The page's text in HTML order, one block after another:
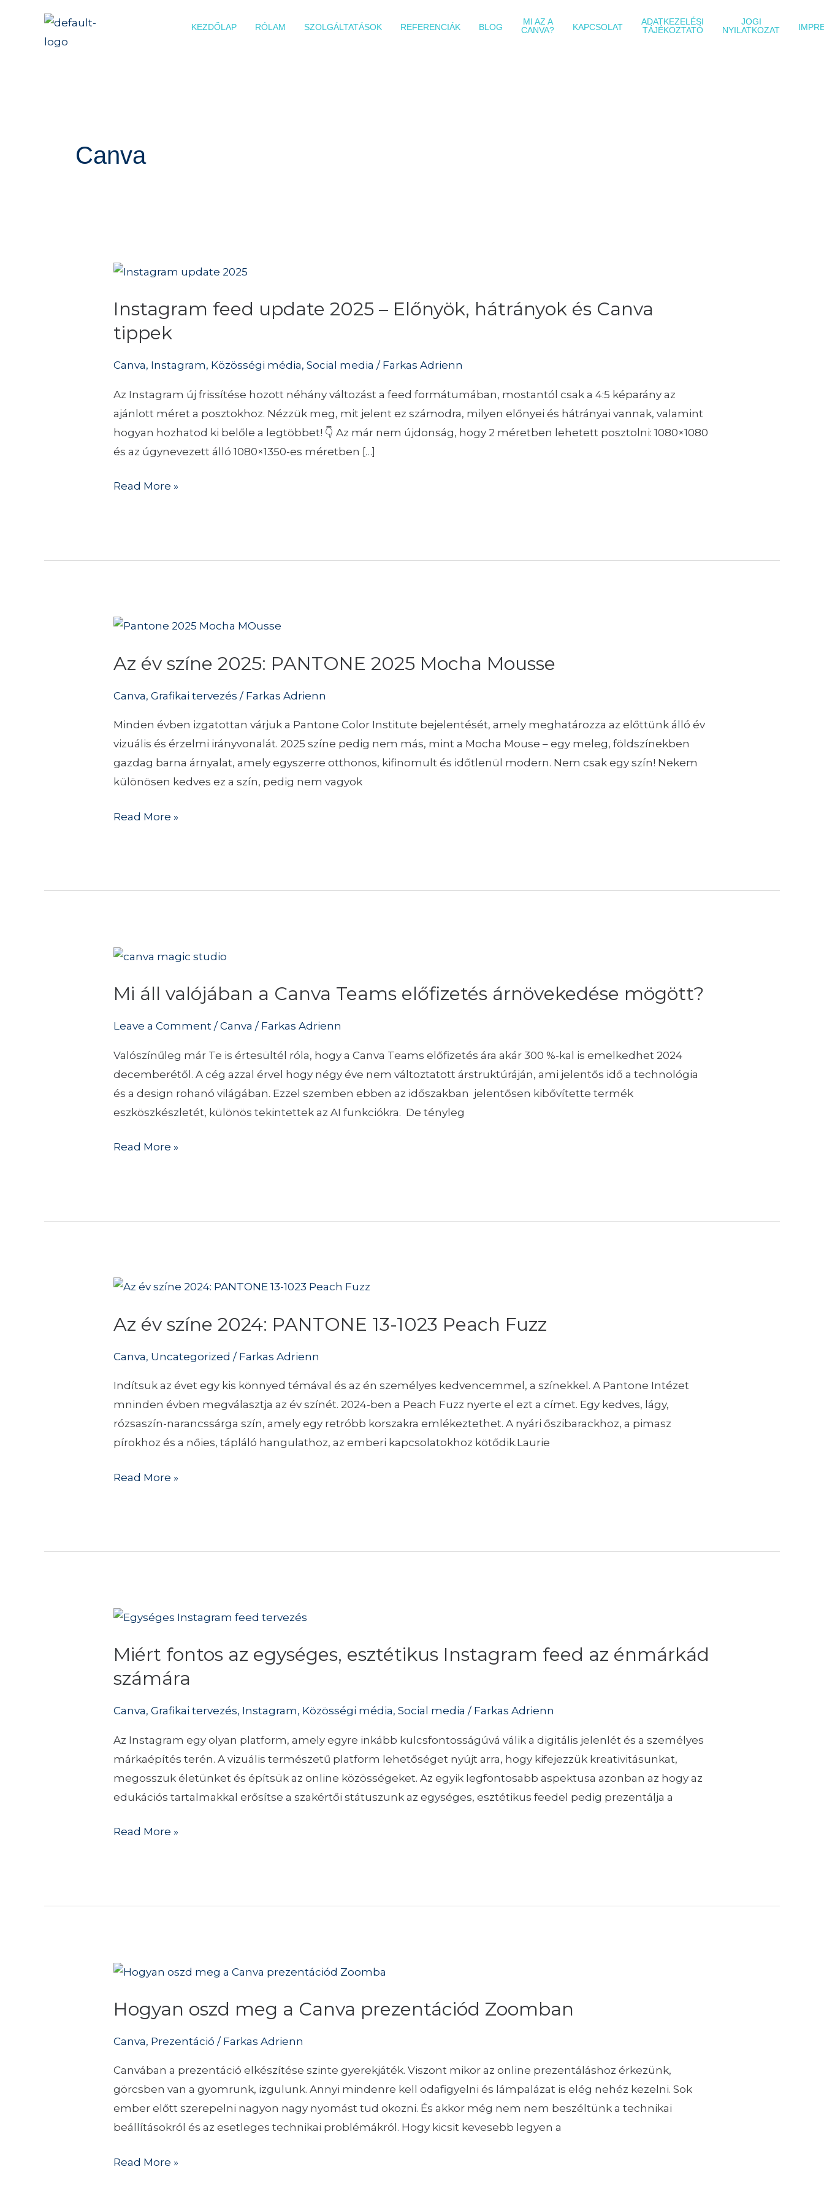
KEZDŐLAP RÓLAM SZOLGÁLTATÁSOK REFERENCIÁK BLOG
MI AZ A
CANVA?
KAPCSOLAT
ADATKEZELÉSI
TÁJÉKOZTATÓ
JOGI
NYILATKOZAT
Canva
Instagram feed update 2025 – Előnyök, hátrányok és Canva
tippek
Canva, Instagram, Közösségi média,Social media / Farkas Adrienn
Az Instagram új frissítése hozott néhány változást a feed formátumában, mostantól csak a 4:5 képarány az
ajánlott méret a posztokhoz. Nézzük meg, mit jelent ez számodra, milyen előnyei és hátrányai vannak, valamint
hogyan hozhatod ki belőle a legtöbbet! 👇 Az már nem újdonság, hogy 2 méretben lehetett posztolni: 1080×1080
és az úgynevezett álló 1080×1350-es méretben […]
Instagram
update
2025
Előnyök,
Canva
tippek
Read More »
Az év színe 2025: PANTONE 2025 Mocha Mousse
Canva,Grafikai tervezés / Farkas Adrienn
Minden évben izgatottan várjuk a Pantone Color Institute bejelentését, amely meghatározza az előttünk álló év
vizuális és érzelmi irányvonalát. 2025 színe pedig nem más, mint a Mocha Mouse – egy meleg, földszínekben
gazdag barna árnyalat, amely egyszerre otthonos, kifinomult és időtlenül modern. Nem csak egy szín! Nekem
különösen kedves ez a szín, pedig nem vagyok
Az
színe
PANTONE
2025
Mocha
Mousse
Read More »
Mi áll valójában a Canva Teams előfizetés árnövekedése mögött?
Leave a Comment /Canva / Farkas Adrienn
Valószínűleg már Te is értesültél róla, hogy a Canva Teams előfizetés ára akár 300 %-kal is emelkedhet 2024
decemberétől. A cég azzal érvel hogy négy éve nem változtatott árstruktúráján, ami jelentős idő a technológia
és a design rohanó világában. Ezzel szemben ebben az időszakban jelentősen kibővítette termék
eszköszkészletét, különös tekintettek az AI funkciókra. De tényleg
Mi
valójában
Canva
Teams
előfizetés
árnövekedése
mögött?
Read More »
Az év színe 2024: PANTONE 13-1023 Peach Fuzz
Canva, Uncategorized / Farkas Adrienn
Indítsuk az évet egy kis könnyed témával és az én személyes kedvencemmel, a színekkel. A Pantone Intézet
mninden évben megválasztja az év színét. 2024-ben a Peach Fuzz nyerte el ezt a címet. Egy kedves, lágy,
rózsaszín-narancssárga szín, amely egy retróbb korszakra emlékeztethet. A nyári őszibarackhoz, a pimasz
pírokhoz és a nőies, tápláló hangulathoz, az emberi kapcsolatokhoz kötődik.Laurie
Az
színe
PANTONE
13-
1023
Peach
Fuzz
Read More »
Miért fontos az egységes, esztétikus Instagram feed az énmárkád
számára
Canva,Grafikai tervezés, Instagram, Közösségi média,Social media / Farkas Adrienn
Az Instagram egy olyan platform, amely egyre inkább kulcsfontosságúvá válik a digitális jelenlét és a személyes
márkaépítés terén. A vizuális természetű platform lehetőséget nyújt arra, hogy kifejezzük kreativitásunkat,
megosszuk életünket és építsük az online közösségeket. Az egyik legfontosabb aspektusa azonban az hogy az
edukációs tartalmakkal erősítse a szakértői státuszunk az egységes, esztétikus feedel pedig prezentálja a
Miért
az
egységes,
Instagram
énmárkád
számára
Read More »
Hogyan oszd meg a Canva prezentációd Zoomban
Canva, Prezentáció / Farkas Adrienn
Canvában a prezentáció elkészítése szinte gyerekjáték. Viszont mikor az online prezentáláshoz érkezünk,
görcsben van a gyomrunk, izgulunk. Annyi mindenre kell odafigyelni és lámpalázat is elég nehéz kezelni. Sok
ember előtt szerepelni nagyon nagy nyomást tud okozni. És akkor még nem nem beszéltünk a technikai
beállításokról és az esetleges technikai problémákról. Hogy kicsit kevesebb legyen a
Hogyan
meg
Canva
prezentációd
Zoomban
Read More »